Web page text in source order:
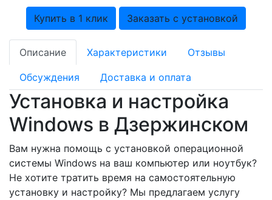
Купить в 1 клик Заказать с установкой
Описание Характеристики Отзывы
Обсуждения Доставка и оплата
Установка и настройка
Windows в Дзержинском
Вам нужна помощь с установкой операционной
системы Windows на ваш компьютер или ноутбук?
Не хотите тратить время на самостоятельную
установку и настройку? Мы предлагаем услугу